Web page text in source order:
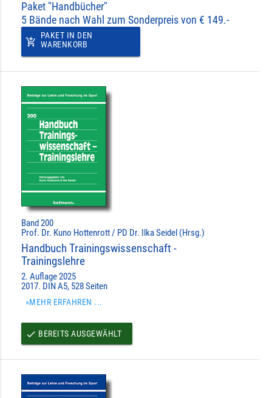
Paket "Handbücher"
5 Bände nach Wahl zum Sonderpreis von € 149.-
add_shopping_cart
PAKET IN DEN
WARENKORB
Band 200
Prof. Dr. Kuno Hottenrott / PD Dr. Ilka Seidel (Hrsg.)
Handbuch Trainingswissenschaft -
Trainingslehre
2. Auflage 2025
2017. DIN A5, 528 Seiten
»MEHR ERFAHREN ...
done BEREITS AUSGEWÄHLT